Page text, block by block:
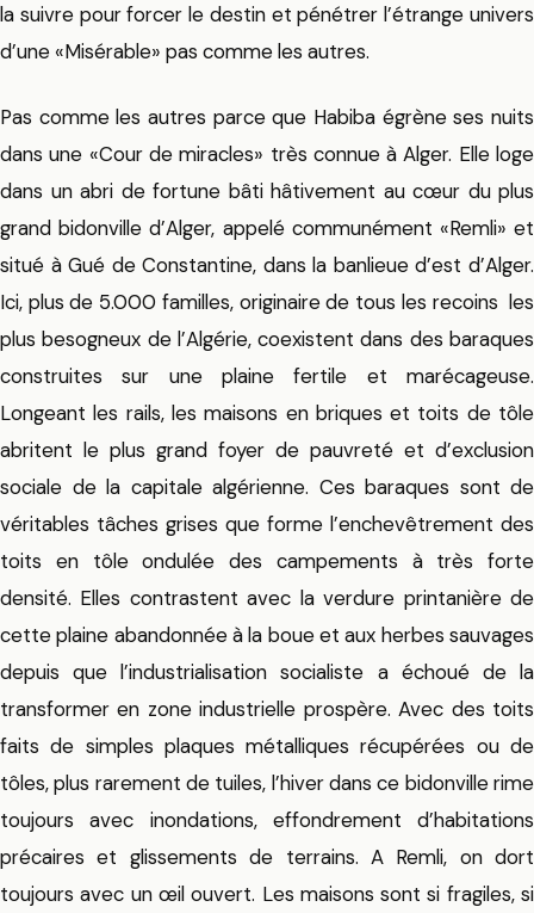
la suivre pour forcer le destin et pénétrer l’étrange univers
d’une «Misérable» pas comme les autres.
Pas comme les autres parce que Habiba égrène ses nuits
dans une «Cour de miracles» très connue à Alger. Elle loge
dans un abri de fortune bâti hâtivement au cœur du plus
grand bidonville d’Alger, appelé communément «Remli» et
situé à Gué de Constantine, dans la banlieue d’est d’Alger.
Ici, plus de 5.000 familles, originaire de tous les recoins les
plus besogneux de l’Algérie, coexistent dans des baraques
construites sur une plaine fertile et marécageuse.
Longeant les rails, les maisons en briques et toits de tôle
abritent le plus grand foyer de pauvreté et d’exclusion
sociale de la capitale algérienne. Ces baraques sont de
véritables tâches grises que forme l’enchevêtrement des
toits en tôle ondulée des campements à très forte
densité. Elles contrastent avec la verdure printanière de
cette plaine abandonnée à la boue et aux herbes sauvages
depuis que l’industrialisation socialiste a échoué de la
transformer en zone industrielle prospère. Avec des toits
faits de simples plaques métalliques récupérées ou de
tôles, plus rarement de tuiles, l’hiver dans ce bidonville rime
toujours avec inondations, effondrement d’habitations
précaires et glissements de terrains. A Remli, on dort
toujours avec un œil ouvert. Les maisons sont si fragiles, si